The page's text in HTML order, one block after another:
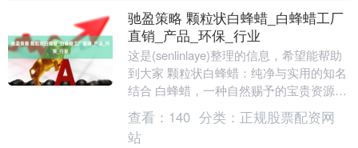
驰盈策略 颗粒状白蜂蜡_白蜂蜡工厂
直销_产品_环保_行业
这是(senlinlaye)整理的信息，希望能帮助
到大家 颗粒状白蜂蜡：纯净与实用的知名
结合 白蜂蜡，一种自然赐予的宝贵资源，
以其独特的颗粒状形态，展现出了其在....
查看： 140 分类： 正规股票配资网
站